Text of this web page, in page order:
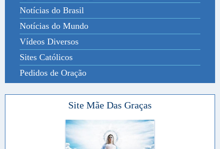
Notícias do Brasil
Notícias do Mundo
Vídeos Diversos
Sites Católicos
Pedidos de Oração
Site Mãe Das Graças